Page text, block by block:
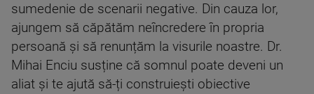
sumedenie de scenarii negative. Din cauza lor,
ajungem să căpătăm neîncredere în propria
persoană și să renunțăm la visurile noastre. Dr.
Mihai Enciu susține că somnul poate deveni un
aliat și te ajută să-ți construiești obiective